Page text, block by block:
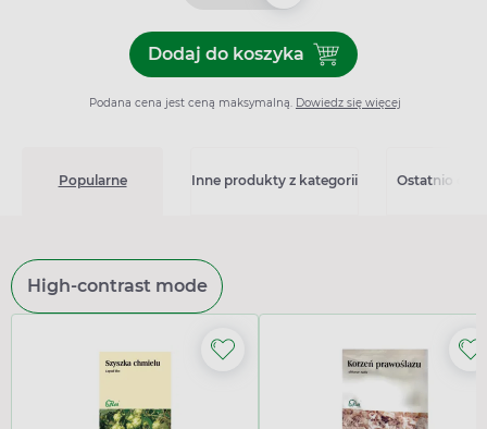
Dodaj do koszyka
Podana cena jest ceną maksymalną. Dowiedz się więcej
Popularne Inne produkty z kategorii Ostatnio
High-contrast mode